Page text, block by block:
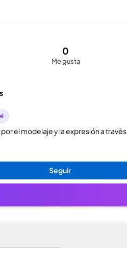
0
Me gusta
por el modelaje y la expresión a
Seguir